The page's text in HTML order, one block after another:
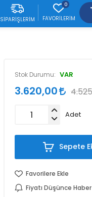
SIPARIŞLERIM
0
FAVORILERIM
Stok Durumu: VAR
3.620,00
Adet
Sepete
Favorilere Ekle
Fiyatı Düşünce